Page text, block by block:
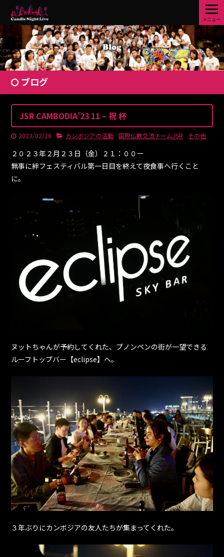
メニュー
ブログ
JSR CAMBODIA’23 11 – 祝 杯
2023/02/26 カンボジアの活動 国際仏教交流チームJSR その他
２０２３年２月２３日（金）２１：００ー
無事に絆フェスティバル第一日目を終えて夜食事へ行くこと
に。
ヌットちゃんが予約してくれた、プノンペンの街が一望できる
ルーフトップバー【eclipse】へ。
３年ぶりにカンボジアの友人たちが集まってくれた。